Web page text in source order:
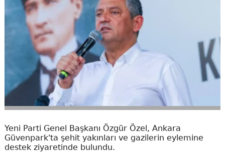
Yeni Parti Genel Başkanı Özgür Özel, Ankara
Güvenpark'ta şehit yakınları ve gazilerin eylemine
destek ziyaretinde bulundu.